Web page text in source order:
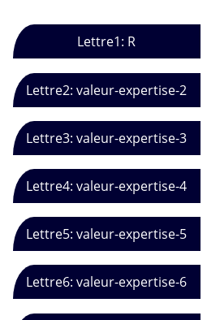
Lettre1: R
Lettre2: valeur-expertise-2
Lettre3: valeur-expertise-3
Lettre4: valeur-expertise-4
Lettre5: valeur-expertise-5
Lettre6: valeur-expertise-6